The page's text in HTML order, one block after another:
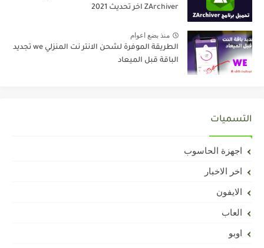
ZArchiver اخر تحديث 2021
منذ بضع اعوام
الطريقة الموفرة لشحن الانتر نت المنزلي we تجديد
الباقة قبل الميعاد
التسميات
اجهزة الحاسوب
اخر الاخبار
الايفون
العاب
اوبو